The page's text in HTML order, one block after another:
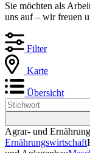
Sie möchten als
uns auf – wir freuen
Filter
Karte
Übersicht
Agrar- und
Ernährungswirtschaft